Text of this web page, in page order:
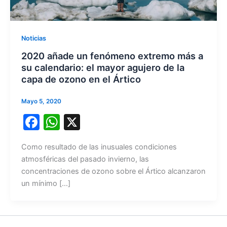
Noticias
2020 añade un fenómeno extremo más a
su calendario: el mayor agujero de la
capa de ozono en el Ártico
Mayo 5, 2020
F
c
e
b
o
W
at
s
A
p
X
Como resultado de las inusuales condiciones
atmosféricas del pasado invierno, las
concentraciones de ozono sobre el Ártico alcanzaron
un mínimo […]